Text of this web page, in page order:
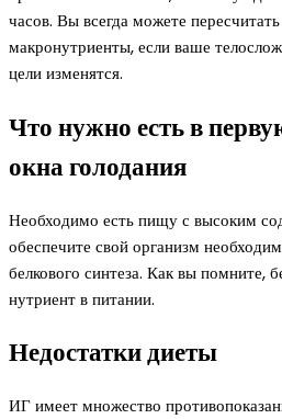
часов. Вы всегда можете
макронутриенты, если ваше
цели изменятся.
Что нужно есть в
окна голодания
Необходимо есть пищу с высоким
обеспечите свой организм
белкового синтеза. Как вы
нутриент в питании.
Недостатки диеты
ИГ имеет множество